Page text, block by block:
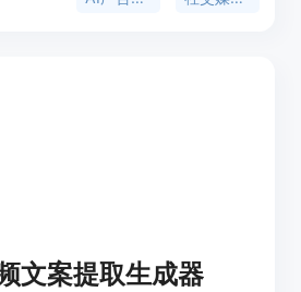
文案提取生成器